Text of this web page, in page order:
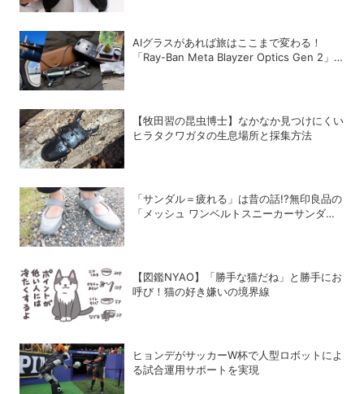
AIグラスがあれば旅はここまで変わる！
「Ray-Ban Meta Blayzer Optics Gen 2」
【牧田習の昆虫博士】なかなか見つけにくい
ヒラタクワガタの生息場所と採集方法
「サンダル＝疲れる」は昔の話!?無印良品の
「メッシュ ワンベルトスニーカーサンダ
【図鑑NYAO】「勝手な猫だね」と勝手にお
呼び！猫の好き嫌いの境界線
ヒョンデがサッカーW杯で人型ロボットによ
る試合運用サポートを実現